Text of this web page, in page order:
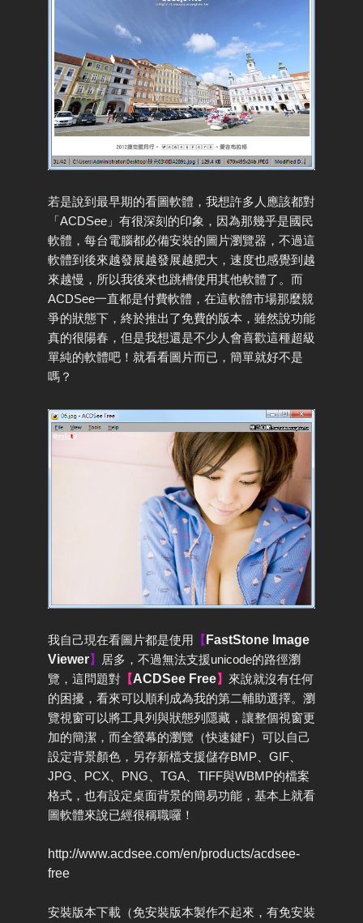
若是說到最早期的看圖軟體，我想許多人應該都對
「ACDSee」有很深刻的印象，因為那幾乎是國民
軟體，每台電腦都必備安裝的圖片瀏覽器，不過這
軟體到後來越發展越發展越肥大，速度也感覺到越
來越慢，所以我後來也跳槽使用其他軟體了。而
ACDSee一直都是付費軟體，在這軟體市場那麼競
爭的狀態下，終於推出了免費的版本，雖然說功能
真的很陽春，但是我想還是不少人會喜歡這種超級
單純的軟體吧！就看看圖片而已，簡單就好不是
嗎？
我自己現在看圖片都是使用 【 FastStone Image
Viewer】
居多，不過無法支援unicode的路徑瀏
覽，這問題對 【ACDSee Free】 來說就沒有任何
的困擾，看來可以順利成為我的第二輔助選擇。瀏
覽視窗可以將工具列與狀態列隱藏，讓整個視窗更
加的簡潔，而全螢幕的瀏覽（快速鍵F）可以自己
設定背景顏色，另存新檔支援儲存BMP、GIF、
JPG、PCX、PNG、TGA、TIFF與WBMP的檔案
格式，也有設定桌面背景的簡易功能，基本上就看
圖軟體來說已經很稱職囉！
http://www.acdsee.com/en/products/acdsee-
free
安裝版本下載（免安裝版本製作不起來，有免安裝